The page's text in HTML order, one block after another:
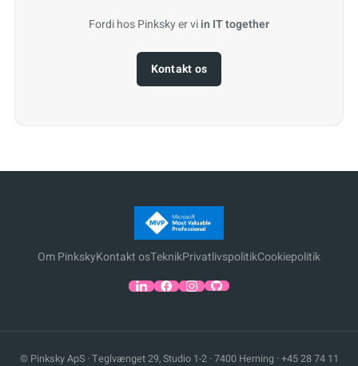
Fordi hos Pinksky er viin IT together
Kontakt os
Om PinkskyKontakt osTeknikPrivatlivspolitikCookiepolitik
© Pinksky ApS · Teglvænget 29, Studio 1-2 · 7400 Herning ·+45 28 74 11